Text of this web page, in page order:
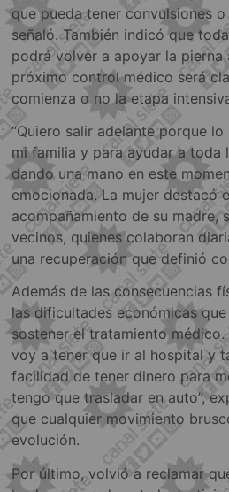
que pueda tener convulsiones o
señaló. También indicó que
podrá volver a apoyar la pierna
próximo control médico será
comienza o no la etapa
“Quiero salir adelante porque
mi familia y para ayudar a toda
dando una mano en este
emocionada. La mujer destacó
acompañamiento de su madre,
vecinos, quienes colaboran
una recuperación que definió
Además de las consecuencias
las dificultades económicas
sostener el tratamiento médico.
voy a tener que ir al hospital y
facilidad de tener dinero para
tengo que trasladar en auto”,
que cualquier movimiento
evolución.
Por último, volvió a reclamar